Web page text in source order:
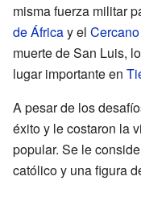
misma fuerza militar
de Áfricay el
muerte de San Luis,
lugar importante en
A pesar de los
éxito y le costaron la
popular. Se le
católico y una figura